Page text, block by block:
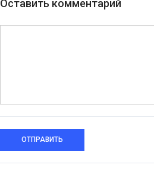
Оставить комментарий
ОТПРАВИТЬ